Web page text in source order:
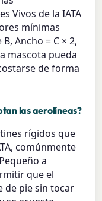
Vivos de la IATA
mínimas
Ancho = C × 2,
mascota pueda
de forma
las aerolíneas?
rígidos que
comúnmente
a
que el
de pie sin tocar